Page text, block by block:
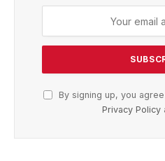
By signing up, you
Privacy Policy